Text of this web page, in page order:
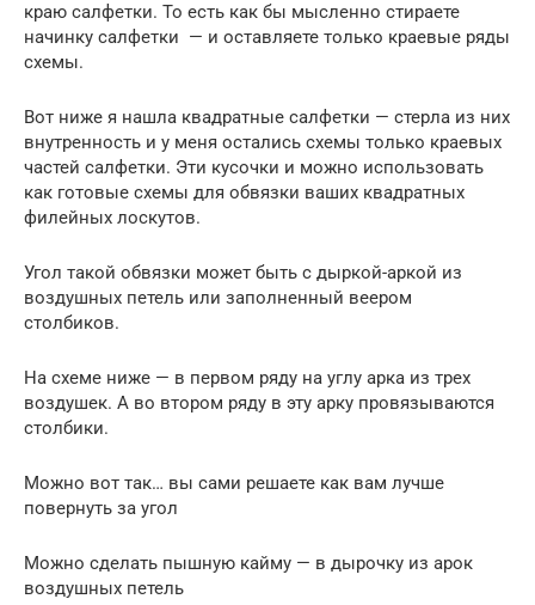
краю салфетки. То есть как бы мысленно стираете
начинку салфетки — и оставляете только краевые ряды
схемы.
Вот ниже я нашла квадратные салфетки — стерла из них
внутренность и у меня остались схемы только краевых
частей салфетки. Эти кусочки и можно использовать
как готовые схемы для обвязки ваших квадратных
филейных лоскутов.
Угол такой обвязки может быть с дыркой-аркой из
воздушных петель или заполненный веером
столбиков.
На схеме ниже — в первом ряду на углу арка из трех
воздушек. А во втором ряду в эту арку провязываются
столбики.
Можно вот так… вы сами решаете как вам лучше
повернуть за угол
Можно сделать пышную кайму — в дырочку из арок
воздушных петель